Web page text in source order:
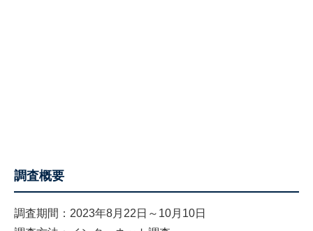
調査概要
調査期間：2023年8月22日～10月10日